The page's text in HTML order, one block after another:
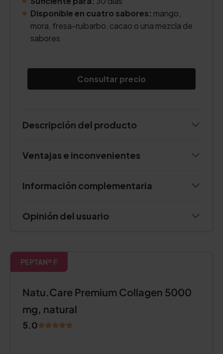
Disponible en cuatro sabores: mango,
mora, fresa-ruibarbo, cacao o una mezcla de
sabores
Consultar precio
Descripción del producto
Ventajas e inconvenientes
Información complementaria
Opinión del usuario
PEPTAN® F
Natu.Care Premium Collagen 5000
mg, natural
5.0